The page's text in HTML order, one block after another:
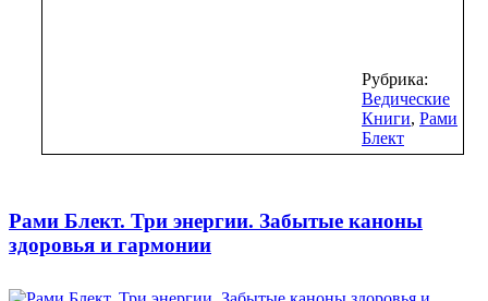
Рубрика:
Ведические
Книги, Рами
Блект
Рами Блект. Три энергии. Забытые каноны
здоровья и гармонии